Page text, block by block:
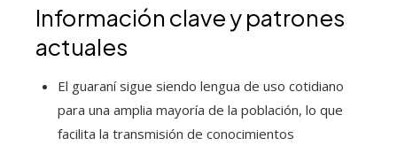
Información clave y patrones
actuales
El guaraní sigue siendo lengua de uso cotidiano
para una amplia mayoría de la población, lo que
facilita la transmisión de conocimientos